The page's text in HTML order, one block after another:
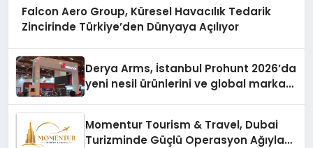
Falcon Aero Group, Küresel Havacılık Tedarik
Zincirinde Türkiye’den Dünyaya Açılıyor
Derya Arms, İstanbul Prohunt 2026’da
yeni nesil ürünlerini ve global marka
Momentur Tourism & Travel, Dubai
Turizminde Güçlü Operasyon Ağıyla